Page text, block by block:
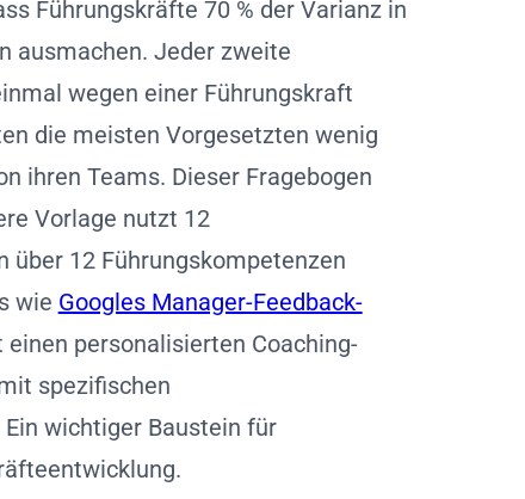
Führungskräfte 70 % der Varianz in
ausmachen. Jeder zweite
wegen einer Führungskraft
die meisten Vorgesetzten wenig
ihren Teams. Dieser Fragebogen
Vorlage nutzt 12
über 12 Führungskompetenzen
wie Googles Manager-Feedback-
einen personalisierten Coaching-
spezifischen
wichtiger Baustein für